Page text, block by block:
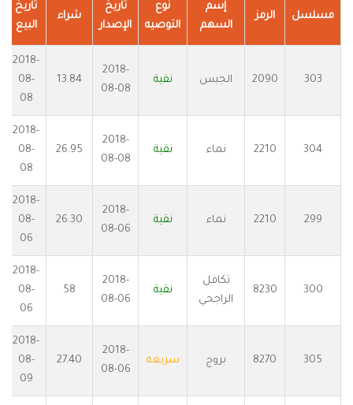
مسلسل الرمز
إسم
السهم
نوع
التوصيه
تاريخ
الإصدار
شراء
تاريخ
البيع
303
2090 الجبس نقية
2018-
08-08
13.84
2018-
08-
08
304
2210 نماء نقية
2018-
08-08
26.95
2018-
08-
08
299
2210 نماء نقية
2018-
08-06
26.30
2018-
08-
06
300
8230
تكافل
الراجحي
نقية
2018-
08-06
58
2018-
08-
06
305
8270 بروج سريعه
2018-
08-06
27.40
2018-
08-
09